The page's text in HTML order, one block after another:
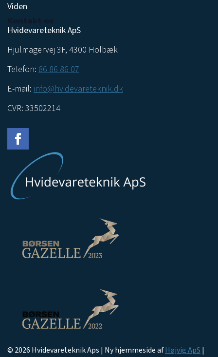
Hvidevareteknik ApS
Hjulmagervej 3F, 4300 Holbæk
Telefon: 86 86 86 07
E-mail: info@hvidevareteknik.dk
CVR: 33502214
Viden
© 2026 Hvidevareteknik Aps | Ny hjemmeside afHøjvig ApS|